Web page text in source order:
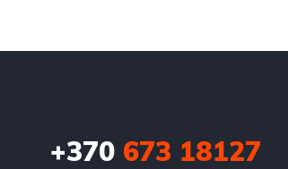
+370673 18127